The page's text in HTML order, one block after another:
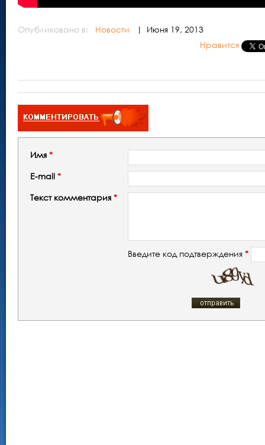
Опубликовано в: Новости
| Июня 19, 2013
Нравится
Имя *
E-mail *
Текст комментария *
Введите код подтверждения *